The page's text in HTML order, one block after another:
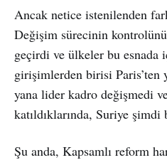
Ancak netice istenilenden
Değişim sürecinin
geçirdi ve ülkeler bu esnada
girişimlerden birisi Paris’ten
yana lider kadro değişmedi
katıldıklarında, Suriye
Şu anda, Kapsamlı reform